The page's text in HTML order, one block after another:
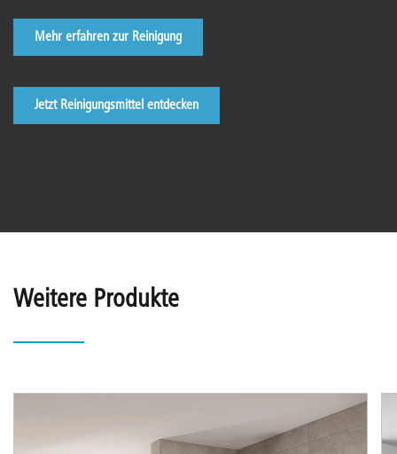
Mehr erfahren zur Reinigung
Jetzt Reinigungsmittel entdecken
Weitere Produkte